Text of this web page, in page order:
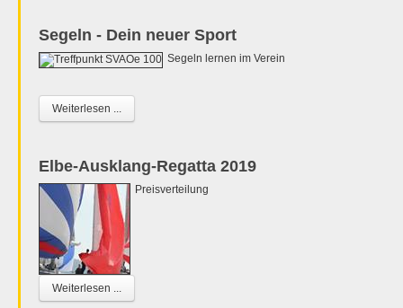
Segeln - Dein neuer Sport
Segeln lernen im Verein
Weiterlesen ...
Elbe-Ausklang-Regatta 2019
Preisverteilung
Weiterlesen ...